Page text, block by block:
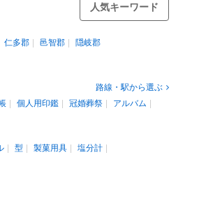
人気キーワード
仁多郡 邑智郡 隠岐郡
路線・駅から選ぶ
個人用印鑑 冠婚葬祭
アルバム
型 製菓用具
塩分計